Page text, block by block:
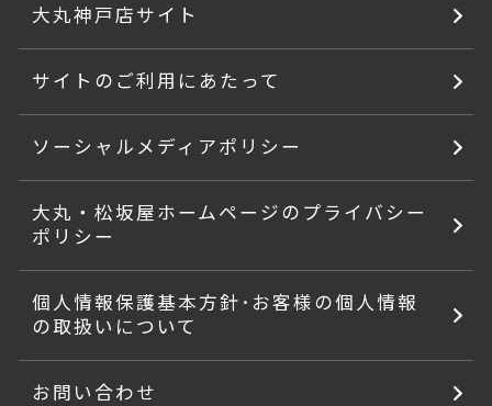
大丸神戸店サイト
サイトのご利用にあたって
ソーシャルメディアポリシー
大丸・松坂屋ホームページのプライバシー
ポリシー
個人情報保護基本方針･お客様の個人情報
の取扱いについて
お問い合わせ